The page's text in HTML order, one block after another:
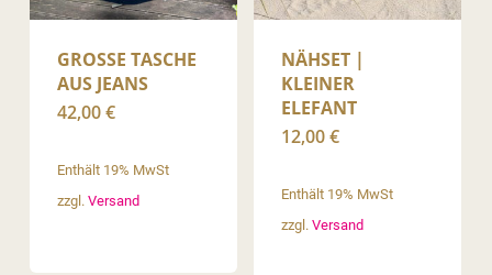
GROSSE TASCHE A
US JEANS
42,00€
Enthält 19% MwSt
zzgl. Versand
NÄHSET |
KLEINER
ELEFANT
12,00€
Enthält 19% MwSt
zzgl.Versand